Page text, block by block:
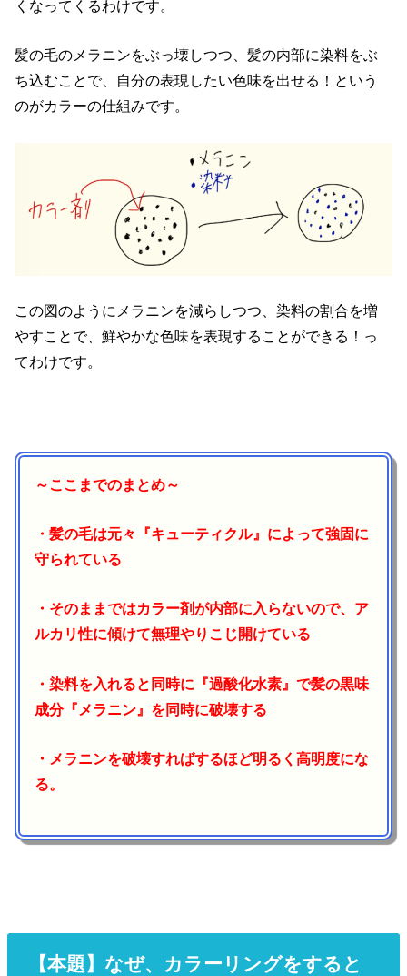
くなってくるわけです。
髪の毛のメラニンをぶっ壊しつつ、髪の内部に染料をぶ
ち込むことで、自分の表現したい色味を出せる！という
のがカラーの仕組みです。
この図のようにメラニンを減らしつつ、染料の割合を増
やすことで、鮮やかな色味を表現することができる！っ
てわけです。
～ここまでのまとめ～
・髪の毛は元々『キューティクル』によって強固に
守られている
・そのままではカラー剤が内部に入らないので、ア
ルカリ性に傾けて無理やりこじ開けている
・染料を入れると同時に『過酸化水素』で髪の黒味
成分『メラニン』を同時に破壊する
・メラニンを破壊すればするほど明るく高明度にな
る。
【本題】なぜ、カラーリングをすると